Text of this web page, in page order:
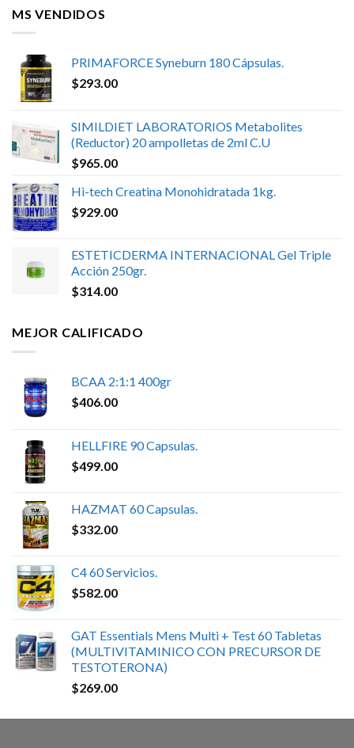
MS VENDIDOS
PRIMAFORCE Syneburn 180 Cápsulas.
$293.00
SIMILDIET LABORATORIOS Metabolites
(Reductor) 20 ampolletas de 2ml C.U
$965.00
Hi-tech Creatina Monohidratada 1kg.
$929.00
ESTETICDERMA INTERNACIONAL Gel Triple
Acción 250gr.
$314.00
MEJOR CALIFICADO
BCAA 2:1:1 400gr
$406.00
HELLFIRE 90 Capsulas.
$499.00
HAZMAT 60 Capsulas.
$332.00
C4 60 Servicios.
$582.00
GAT Essentials Mens Multi + Test 60 Tabletas
(MULTIVITAMINICO CON PRECURSOR DE
TESTOTERONA)
$269.00